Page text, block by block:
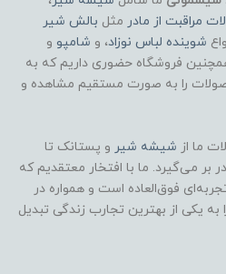
مراقبت از مادر مثل بالش شیر
شوینده لباس نوزاد، و شامپو و
فروشگاه حضوری داریم که به
را به صورت مستقیم مشاهده و
ما از شیشه شیر و پستانک تا
در بر می‌گیرد. ما با افتخار معتقدیم که
فوق‌العاده است و همواره در
به یکی از بهترین تجارب زندگی تبدیل